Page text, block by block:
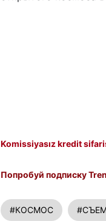
Komissiyasız kredit
Попробуй подписку
#КОСМОС